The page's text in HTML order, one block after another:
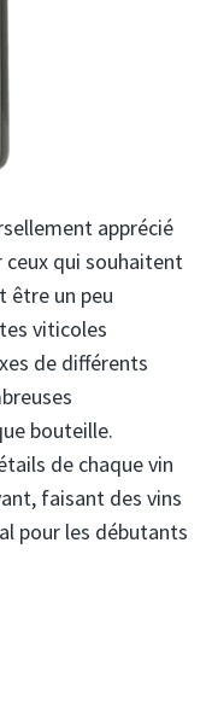
apprécié
qui souhaitent
être un peu
viticoles
de différents
bouteille.
de chaque vin
faisant des vins
pour les débutants